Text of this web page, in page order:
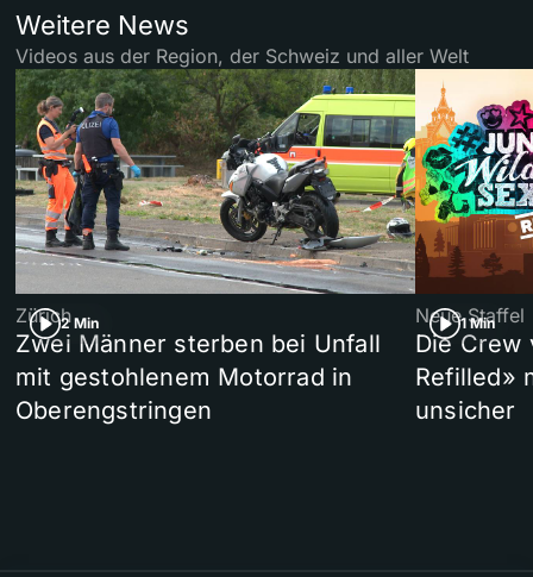
Weitere News
Videos aus der Region, der Schweiz und aller Welt
2 Min
Zürich
Zwei Männer sterben bei Unfall
mit gestohlenem Motorrad in
Oberengstringen
1 Min
Neue Staffel
Die Crew
Refilled»
unsicher